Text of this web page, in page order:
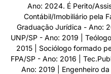
Ano: 2024. É Perito/
Contábil/Imobiliário pela
Graduação Jurídica - Ano:
UNP/SP - Ano: 2019 |
2015 | Sociólogo formado
FPA/SP - Ano: 2016 |
Ano: 2019 | Engenheiro